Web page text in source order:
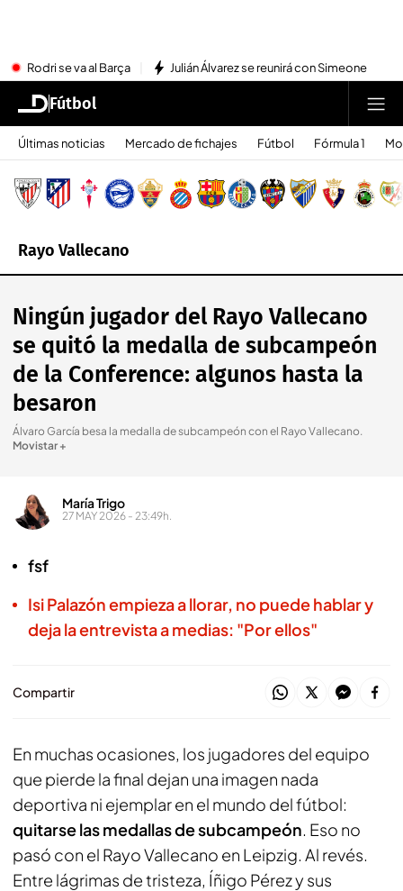
Rodri se va al Barça Julián Álvarez se reunirá con Simeone
Fútbol
Últimas noticias Mercado de fichajes Fútbol Fórmula 1
Rayo Vallecano
Ningún jugador del Rayo Vallecano
se quitó la medalla de subcampeón
de la Conference: algunos hasta la
besaron
Álvaro García besa la medalla de subcampeón con el Rayo Vallecano.
Movistar +
María Trigo
27 MAY 2026 - 23:49h.
fsf
Isi Palazón empieza a llorar, no puede hablar y
deja la entrevista a medias: "Por ellos"
Compartir
En muchas ocasiones, los jugadores del equipo
que pierde la final dejan una imagen nada
deportiva ni ejemplar en el mundo del fútbol:
quitarse las medallas de subcampeón. Eso no
pasó con el Rayo Vallecano en Leipzig. Al revés.
Entre lágrimas de tristeza, Íñigo Pérez y sus